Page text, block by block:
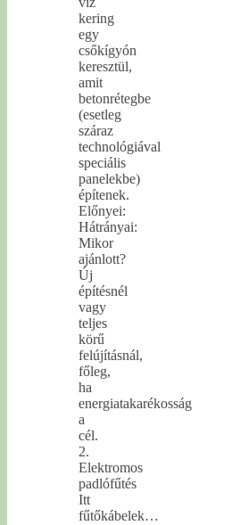
kering
egy
csőkígyón
keresztül,
amit
betonrétegbe
(esetleg
száraz
technológiával
speciális
panelekbe)
építenek.
Előnyei:
Hátrányai:
Mikor
ajánlott?
Új
építésnél
vagy
teljes
körű
felújításnál,
főleg,
ha
energiatakarékosság
a
cél.
2.
Elektromos
padlófűtés
Itt
fűtőkábelek…